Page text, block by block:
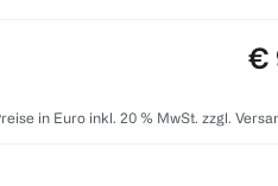
€
in Euro inkl. 20 % MwSt. zzgl.